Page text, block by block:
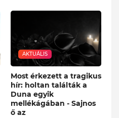
AKTUÁLIS
Most érkezett a tragikus
hír: holtan találták a
Duna egyik
mellékágában - Sajnos
ő az